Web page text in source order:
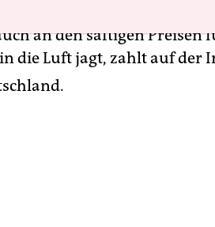
an den saftigen Preisen
in die Luft jagt, zahlt auf der